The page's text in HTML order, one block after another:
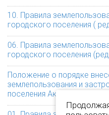
10. Правила
городского поселения (
06. Правила
городского поселения
Положение о порядке
землепользования и
поселения Аксайского